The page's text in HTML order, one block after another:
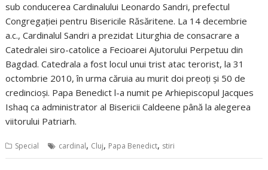
sub conducerea Cardinalului Leonardo Sandri, prefectul
Congregaţiei pentru Bisericile Răsăritene. La 14 decembrie
a.c., Cardinalul Sandri a prezidat Liturghia de consacrare a
Catedralei siro-catolice a Fecioarei Ajutorului Perpetuu din
Bagdad. Catedrala a fost locul unui trist atac terorist, la 31
octombrie 2010, în urma căruia au murit doi preoţi şi 50 de
credincioşi. Papa Benedict l-a numit pe Arhiepiscopul Jacques
Ishaq ca administrator al Bisericii Caldeene până la alegerea
viitorului Patriarh.
Special cardinal, Cluj, Papa Benedict, stiri